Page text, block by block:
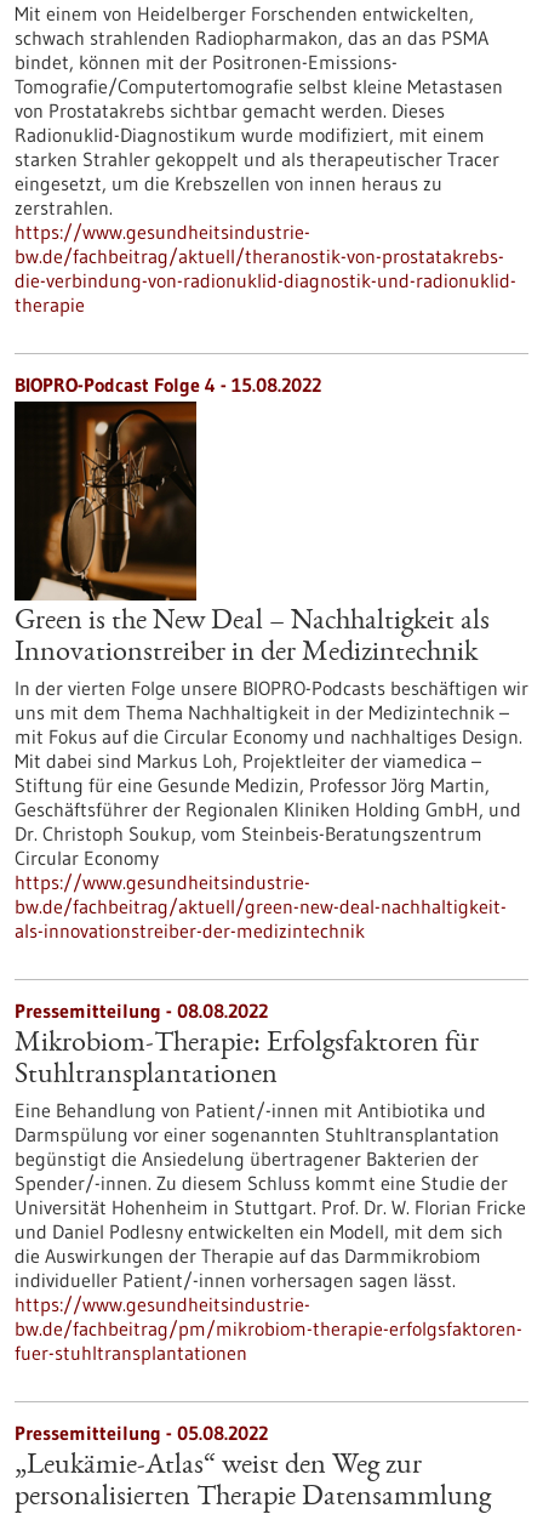
Mit einem von Heidelberger Forschenden entwickelten,
schwach strahlenden Radiopharmakon, das an das PSMA
bindet, können mit der Positronen-Emissions-
Tomografie/Computertomografie selbst kleine Metastasen
von Prostatakrebs sichtbar gemacht werden. Dieses
Radionuklid-Diagnostikum wurde modifiziert, mit einem
starken Strahler gekoppelt und als therapeutischer Tracer
eingesetzt, um die Krebszellen von innen heraus zu
zerstrahlen.
https://www.gesundheitsindustrie-
bw.de/fachbeitrag/aktuell/theranostik-von-prostatakrebs-
die-verbindung-von-radionuklid-diagnostik-und-radionuklid-
therapie
BIOPRO-Podcast Folge 4 - 15.08.2022
Green is the New Deal – Nachhaltigkeit als
Innovationstreiber in der Medizintechnik
In der vierten Folge unsere BIOPRO-Podcasts beschäftigen wir
uns mit dem Thema Nachhaltigkeit in der Medizintechnik –
mit Fokus auf die Circular Economy und nachhaltiges Design.
Mit dabei sind Markus Loh, Projektleiter der viamedica –
Stiftung für eine Gesunde Medizin, Professor Jörg Martin,
Geschäftsführer der Regionalen Kliniken Holding GmbH, und
Dr. Christoph Soukup, vom Steinbeis-Beratungszentrum
Circular Economy
https://www.gesundheitsindustrie-
bw.de/fachbeitrag/aktuell/green-new-deal-nachhaltigkeit-
als-innovationstreiber-der-medizintechnik
Pressemitteilung - 08.08.2022
Mikrobiom-Therapie: Erfolgsfaktoren für
Stuhltransplantationen
Eine Behandlung von Patient/-innen mit Antibiotika und
Darmspülung vor einer sogenannten Stuhltransplantation
begünstigt die Ansiedelung übertragener Bakterien der
Spender/-innen. Zu diesem Schluss kommt eine Studie der
Universität Hohenheim in Stuttgart. Prof. Dr. W. Florian Fricke
und Daniel Podlesny entwickelten ein Modell, mit dem sich
die Auswirkungen der Therapie auf das Darmmikrobiom
individueller Patient/-innen vorhersagen sagen lässt.
https://www.gesundheitsindustrie-
bw.de/fachbeitrag/pm/mikrobiom-therapie-erfolgsfaktoren-
fuer-stuhltransplantationen
Pressemitteilung - 05.08.2022
„Leukämie-Atlas“ weist den Weg zur
personalisierten Therapie Datensammlung